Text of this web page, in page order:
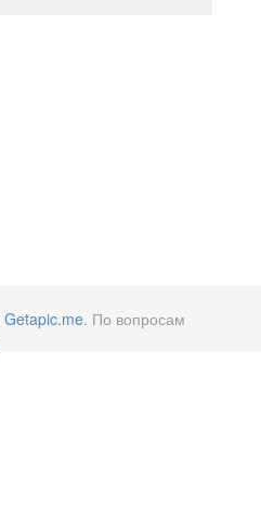
Getapic.me. По вопросам